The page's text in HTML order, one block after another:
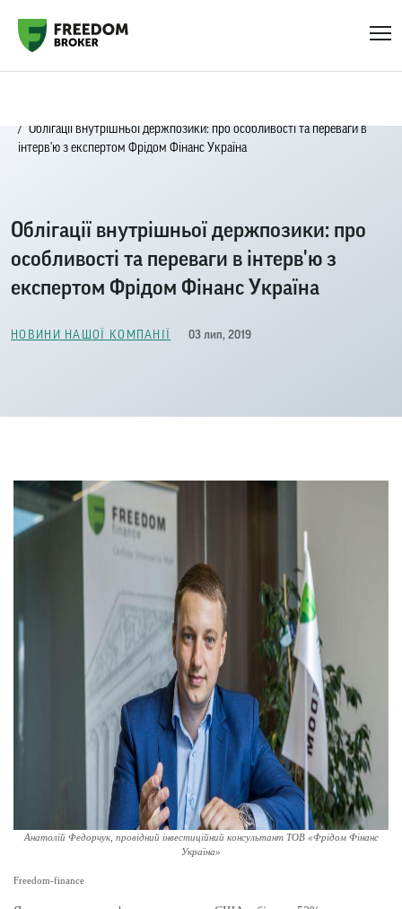
Облігації внутрішньої держпозики: про особливості та переваги в
інтерв'ю з експертом Фрідом Фінанс Україна
Облігації внутрішньої держпозики: про
особливості та переваги в інтерв'ю з
експертом Фрідом Фінанс Україна
НОВИНИ НАШОЇ КОМПАНІЇ 03 лип, 2019
Анатолій Федорчук, провідний інвестиційний консультант ТОВ «Фрідом Фінанс
Україна»
Freedom-finance